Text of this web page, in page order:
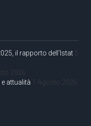
il rapporto dell’Istat 5
2026
e attualità 1 Agosto 2026